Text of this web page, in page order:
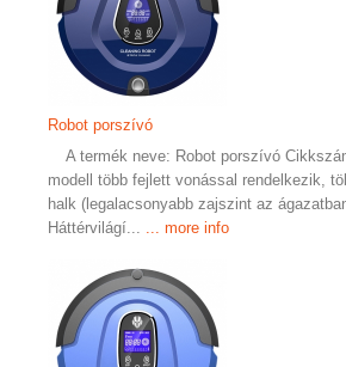
Robot porszívó
A termék neve: Robot porszívó
modell több fejlett vonással rendelkezik,
halk (legalacsonyabb zajszint az
Háttérvilágí...
... more info